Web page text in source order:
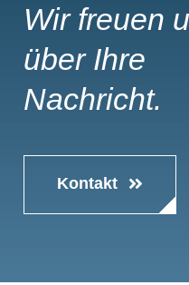
Wir freuen
über Ihre
Nachricht.
Kontakt